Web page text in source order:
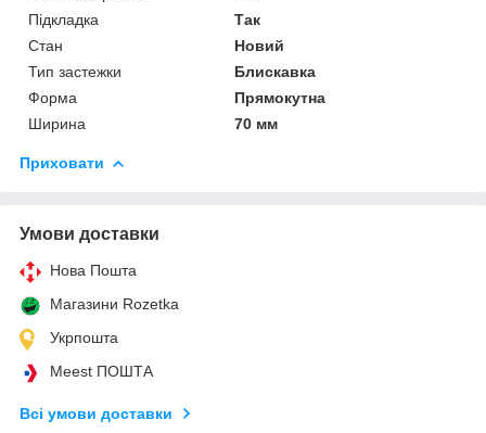
Підкладка
Так
Стан
Новий
Тип застежки
Блискавка
Форма
Прямокутна
Ширина
70 мм
Приховати
Умови доставки
Нова Пошта
Магазини Rozetka
Укрпошта
Meest ПОШТА
Всі умови доставки